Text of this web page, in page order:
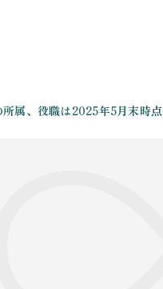
属、役職は2025年5月末時点